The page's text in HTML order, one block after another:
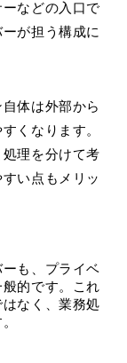
などの入口で
が担う構成に
体は外部から
くなります。
理を分けて考
い点もメリッ
も、プライベ
的です。これ
なく、業務処